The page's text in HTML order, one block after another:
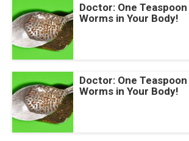
Doctor: One
Worms in Your Body!
Doctor: One
Worms in Your Body!